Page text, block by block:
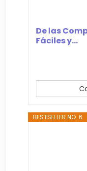
De las
Fáciles y...
BESTSELLER NO. 6